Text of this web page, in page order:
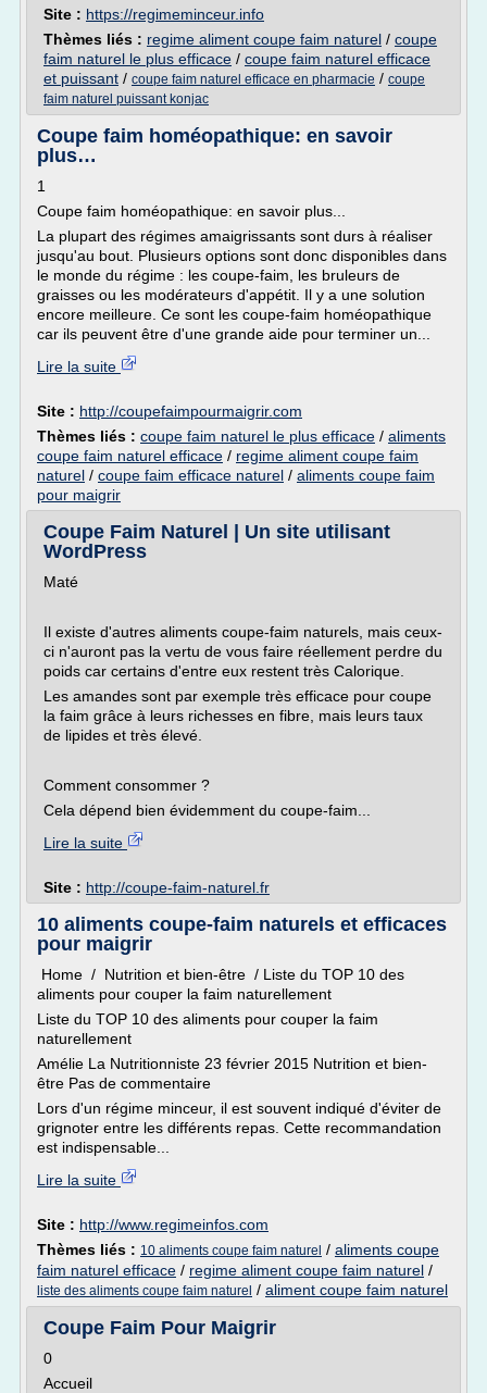
Site : https://regimeminceur.info
Thèmes liés : regime aliment coupe faim naturel / coupe
faim naturel le plus efficace / coupe faim naturel efficace
et puissant / coupe faim naturel efficace en pharmacie / coupe
faim naturel puissant konjac
Coupe faim homéopathique: en savoir
plus…
1
Coupe faim homéopathique: en savoir plus...
La plupart des régimes amaigrissants sont durs à réaliser
jusqu'au bout. Plusieurs options sont donc disponibles dans
le monde du régime : les coupe-faim, les bruleurs de
graisses ou les modérateurs d'appétit. Il y a une solution
encore meilleure. Ce sont les coupe-faim homéopathique
car ils peuvent être d'une grande aide pour terminer un...
Lire la suite
Site : http://coupefaimpourmaigrir.com
Thèmes liés : coupe faim naturel le plus efficace / aliments
coupe faim naturel efficace / regime aliment coupe faim
naturel / coupe faim efficace naturel / aliments coupe faim
pour maigrir
Coupe Faim Naturel | Un site utilisant
WordPress
Maté
Il existe d'autres aliments coupe-faim naturels, mais ceux-
ci n'auront pas la vertu de vous faire réellement perdre du
poids car certains d'entre eux restent très Calorique.
Les amandes sont par exemple très efficace pour coupe
la faim grâce à leurs richesses en fibre, mais leurs taux
de lipides et très élevé.
Comment consommer ?
Cela dépend bien évidemment du coupe-faim...
Lire la suite
Site : http://coupe-faim-naturel.fr
10 aliments coupe-faim naturels et efficaces
pour maigrir
Home / Nutrition et bien-être / Liste du TOP 10 des
aliments pour couper la faim naturellement
Liste du TOP 10 des aliments pour couper la faim
naturellement
Amélie La Nutritionniste 23 février 2015 Nutrition et bien-
être Pas de commentaire
Lors d'un régime minceur, il est souvent indiqué d'éviter de
grignoter entre les différents repas. Cette recommandation
est indispensable...
Lire la suite
Site : http://www.regimeinfos.com
Thèmes liés : 10 aliments coupe faim naturel / aliments coupe
faim naturel efficace / regime aliment coupe faim naturel /
liste des aliments coupe faim naturel / aliment coupe faim naturel
Coupe Faim Pour Maigrir
0
Accueil